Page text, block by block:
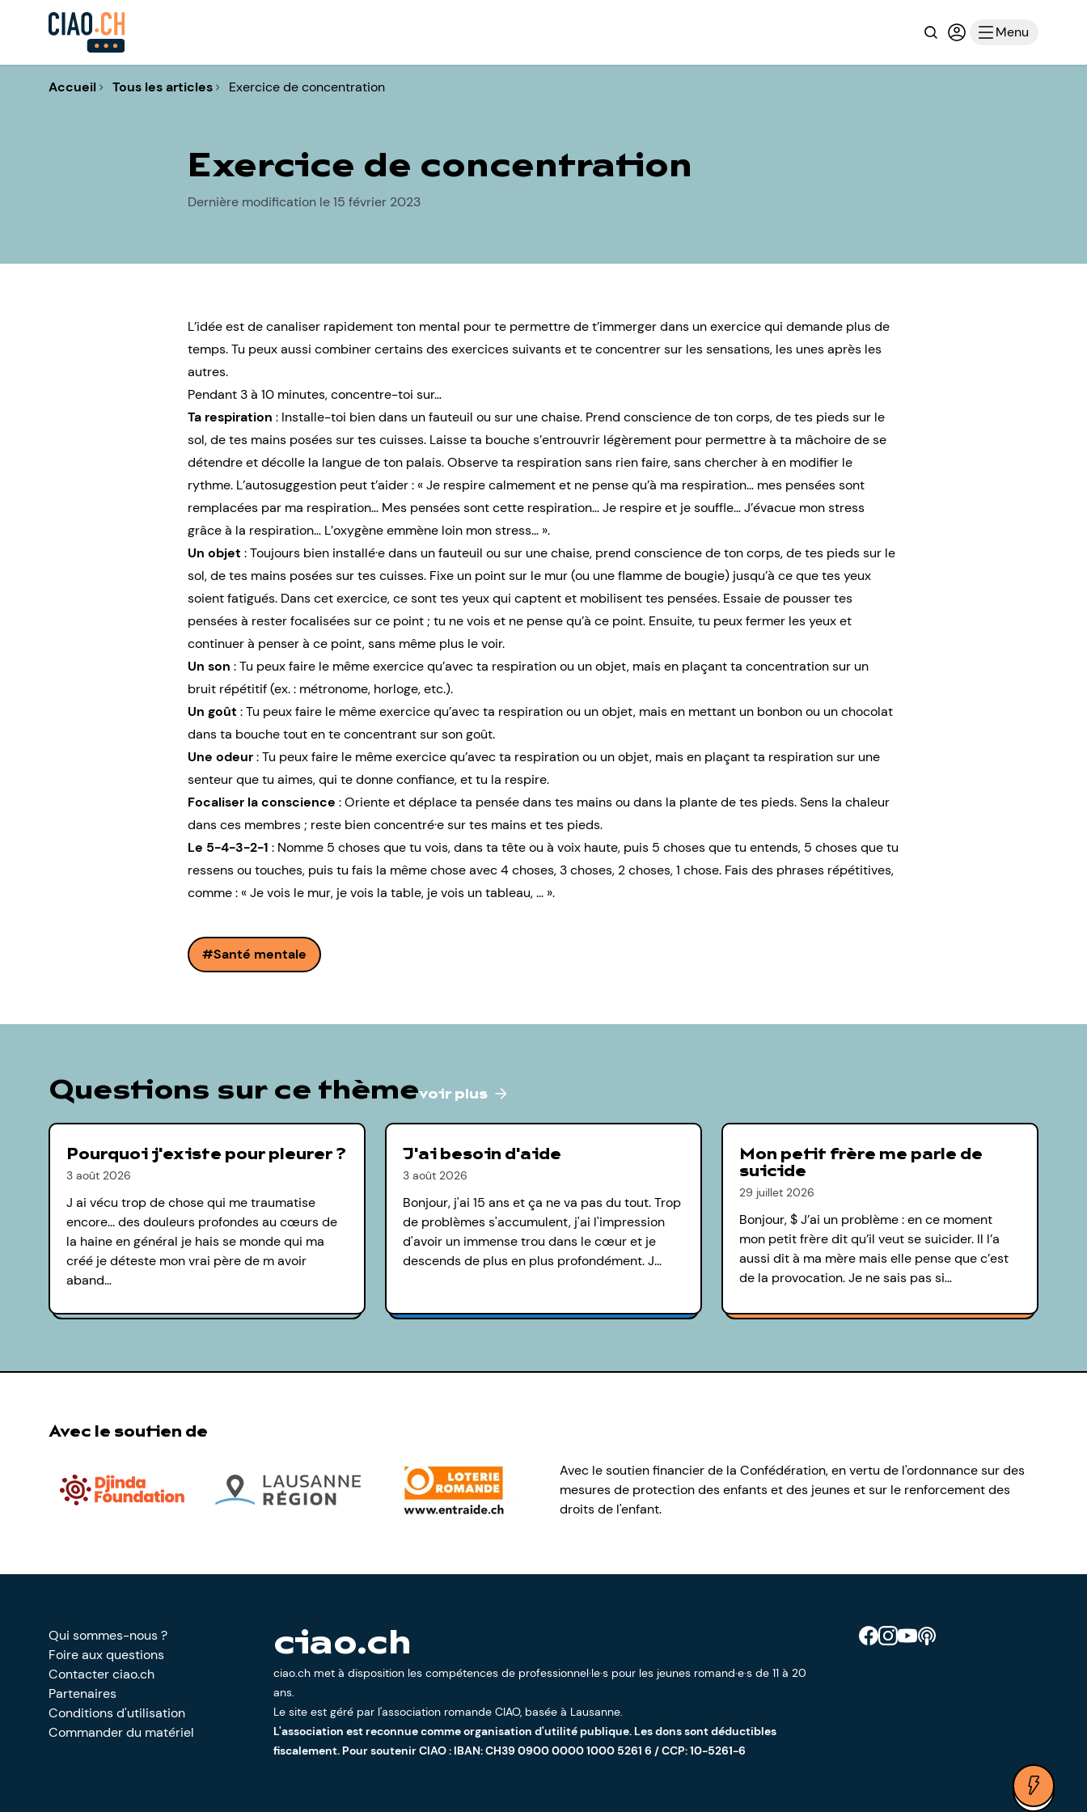
RechercheConnexion ou
Menu
Accueil Tous les articles Exercice de concentration
Exercice de concentration
Dernière modification le 15 février 2023
L’idée est de canaliser rapidement ton mental pour te permettre de t’immerger dans un exercice qui demande plus de
temps. Tu peux aussi combiner certains des exercices suivants et te concentrer sur les sensations, les unes après les
autres.
Pendant 3 à 10 minutes, concentre-toi sur…
Ta respiration : Installe-toi bien dans un fauteuil ou sur une chaise. Prend conscience de ton corps, de tes pieds sur le
sol, de tes mains posées sur tes cuisses. Laisse ta bouche s’entrouvrir légèrement pour permettre à ta mâchoire de se
détendre et décolle la langue de ton palais. Observe ta respiration sans rien faire, sans chercher à en modifier le
rythme. L’autosuggestion peut t’aider : « Je respire calmement et ne pense qu’à ma respiration… mes pensées sont
remplacées par ma respiration… Mes pensées sont cette respiration… Je respire et je souffle… J’évacue mon stress
grâce à la respiration… L’oxygène emmène loin mon stress… ».
Un objet : Toujours bien installé·e dans un fauteuil ou sur une chaise, prend conscience de ton corps, de tes pieds sur le
sol, de tes mains posées sur tes cuisses. Fixe un point sur le mur (ou une flamme de bougie) jusqu’à ce que tes yeux
soient fatigués. Dans cet exercice, ce sont tes yeux qui captent et mobilisent tes pensées. Essaie de pousser tes
pensées à rester focalisées sur ce point ; tu ne vois et ne pense qu’à ce point. Ensuite, tu peux fermer les yeux et
continuer à penser à ce point, sans même plus le voir.
Un son : Tu peux faire le même exercice qu’avec ta respiration ou un objet, mais en plaçant ta concentration sur un
bruit répétitif (ex. : métronome, horloge, etc.).
Un goût : Tu peux faire le même exercice qu’avec ta respiration ou un objet, mais en mettant un bonbon ou un chocolat
dans ta bouche tout en te concentrant sur son goût.
Une odeur: Tu peux faire le même exercice qu’avec ta respiration ou un objet, mais en plaçant ta respiration sur une
senteur que tu aimes, qui te donne confiance, et tu la respire.
Focaliser la conscience : Oriente et déplace ta pensée dans tes mains ou dans la plante de tes pieds. Sens la chaleur
dans ces membres ; reste bien concentré·e sur tes mains et tes pieds.
Le 5-4-3-2-1 : Nomme 5 choses que tu vois, dans ta tête ou à voix haute, puis 5 choses que tu entends, 5 choses que tu
ressens ou touches, puis tu fais la même chose avec 4 choses, 3 choses, 2 choses, 1 chose. Fais des phrases répétitives,
comme : « Je vois le mur, je vois la table, je vois un tableau, … ».
Santé mentale
Questions sur ce thèmevoir plus
Pourquoi j'existe pour pleurer ?
3 août 2026
J ai vécu trop de chose qui me traumatise
encore... des douleurs profondes au cœurs de
la haine en général je hais se monde qui ma
créé je déteste mon vrai père de m avoir
aband…
J'ai besoin d'aide
3 août 2026
Bonjour, j'ai 15 ans et ça ne va pas du tout. Trop
de problèmes s'accumulent, j'ai l'impression
d'avoir un immense trou dans le cœur et je
descends de plus en plus profondément. J…
Mon petit frère me parle de
suicide
29 juillet 2026
Bonjour, $ J’ai un problème : en ce moment
mon petit frère dit qu’il veut se suicider. Il l’a
aussi dit à ma mère mais elle pense que c’est
de la provocation. Je ne sais pas si…
Avec le soutien de
Avec le soutien financier de la Confédération, en vertu de l'ordonnance sur des
mesures de protection des enfants et des jeunes et sur le renforcement des
droits de l'enfant.
Retrouve CIAO sur Facebook
Retrouve CIAO sur Instagram
Retrouve CIAO sur YouTube
Découvre notre podcast
Qui sommes-nous ?
Foire aux questions
Contacter ciao.ch
Partenaires
Conditions d'utilisation
Commander du matériel
ciao.ch
ciao.ch met à disposition les compétences de professionnel·le·s pour les jeunes romand·e·s de 11 à 20
ans.
Le site est géré par l'association romande CIAO, basée à Lausanne.
L'association est reconnue comme organisation d'utilité publique. Les dons sont déductibles
fiscalement. Pour soutenir CIAO : IBAN: CH39 0900 0000 1000 5261 6 / CCP: 10-5261-6